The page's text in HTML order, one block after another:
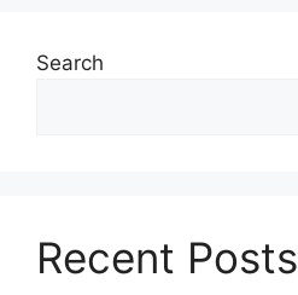
Search
Recent Posts